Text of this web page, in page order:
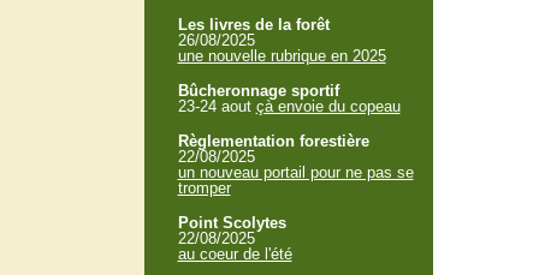
Les livres de la forêt
26/08/2025
une nouvelle rubrique en 2025
Bûcheronnage sportif
23-24 aout çà envoie du copeau
Règlementation forestière
22/08/2025
un nouveau portail pour ne pas se
tromper
Point Scolytes
22/08/2025
au coeur de l'été